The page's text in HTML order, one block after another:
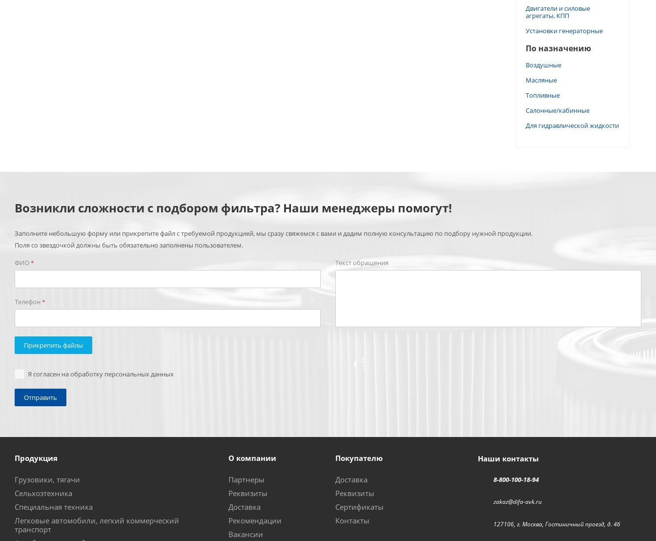
Двигатели и силовые
агрегаты, КПП
Установки генераторные
По назначению
Воздушные
Масляные
Топливные
Салонные/кабинные
Для гидравлической жидкости
Возникли сложности с подбором фильтра? Наши менеджеры помогут!
Заполните небольшую форму или прикрепите файл с требуемой продукцией, мы сразу свяжемся с вами и дадим полную консультацию по подбору нужной продукции.
Поля со звездочкой должны быть обязательно заполнены пользователем.
ФИО*
Телефон *
Текст обращения
Прикрепить файлы
Я согласен на обработку персональных данных
Продукция
Грузовики, тягачи
Сельхозтехника
Специальная техника
Легковые автомобили, легкий коммерческий
транспорт
О компании
Партнеры
Реквизиты
Доставка
Рекомендации
Вакансии
Покупателю
Доставка
Реквизиты
Сертификаты
Контакты
Наши контакты
8-800-100-18-94
zakaz@difa-avk.ru
127106, г. Москва, Гостиничный проезд, д. 4б